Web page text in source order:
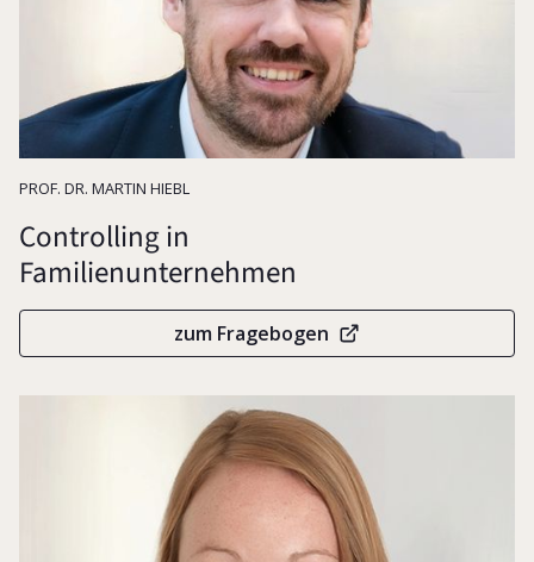
Resilienz
PROF. DR. MARTIN HIEBL
Controlling in
Familienunternehmen
zum Fragebogen